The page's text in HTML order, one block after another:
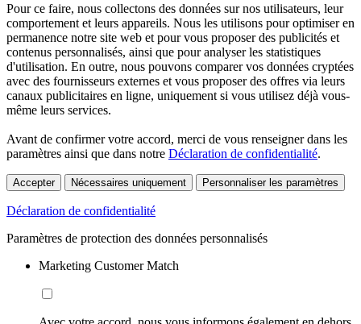
Pour ce faire, nous collectons des données sur nos utilisateurs, leur
comportement et leurs appareils. Nous les utilisons pour optimiser en
permanence notre site web et pour vous proposer des publicités et
contenus personnalisés, ainsi que pour analyser les statistiques
d'utilisation. En outre, nous pouvons comparer vos données cryptées
avec des fournisseurs externes et vous proposer des offres via leurs
canaux publicitaires en ligne, uniquement si vous utilisez déjà vous-
même leurs services.
Avant de confirmer votre accord, merci de vous renseigner dans les
paramètres ainsi que dans notre Déclaration de confidentialité.
Accepter Nécessaires uniquement Personnaliser les paramètres
Déclaration de confidentialité
Paramètres de protection des données personnalisés
Marketing Customer Match